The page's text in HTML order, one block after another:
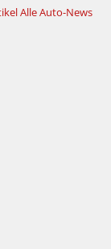
Alle Auto-News